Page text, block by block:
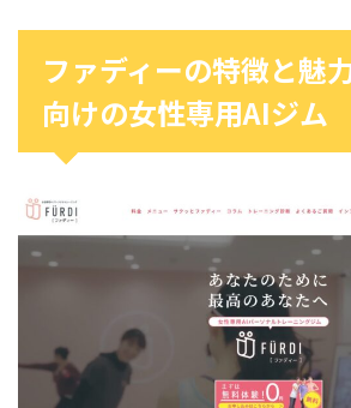
ファディーの特徴と魅
向けの女性専用AIジム